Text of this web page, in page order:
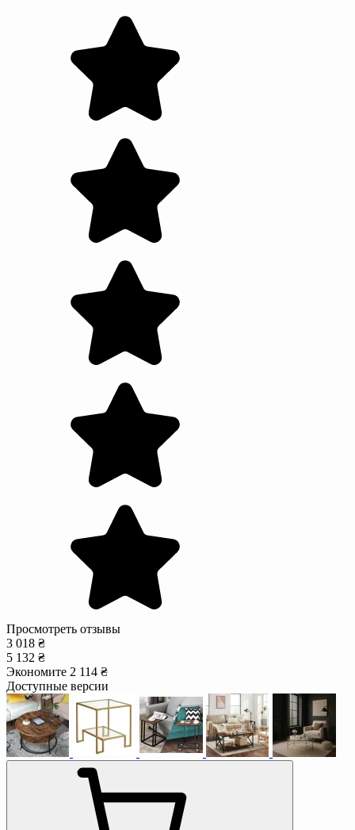
Просмотреть отзывы
3 018 ₴
5 132 ₴
Экономите 2 114 ₴
Доступные версии